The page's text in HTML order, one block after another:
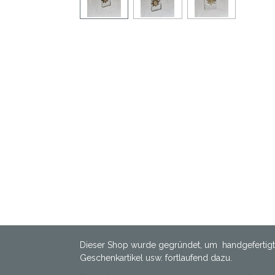
Dieser Shop wurde gegründet, um
Geschenkartikel usw. fortlaufend dazu.